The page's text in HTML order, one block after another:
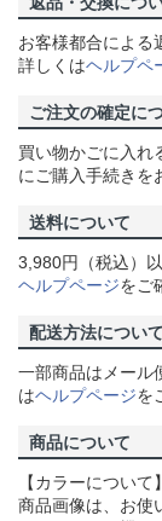
お客様都合による
詳しくはヘルプペ
ご注文の確定に
買い物かごに入れ
にご購入手続きを
送料について
3,980円（税込）
ヘルプページをご
配送方法について
一部商品はメール
はヘルプページを
商品について
【カラーについて】
商品画像は、お使